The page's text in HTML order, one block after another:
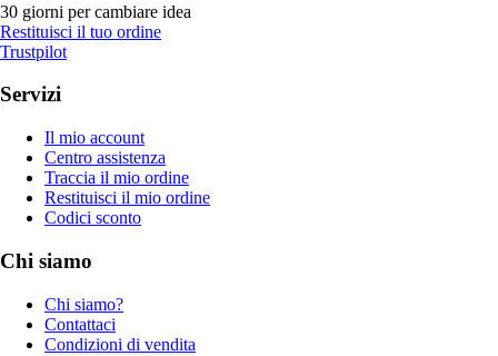
30 giorni per cambiare idea
Restituisci il tuo ordine
Trustpilot
Servizi
Il mio account
Centro assistenza
Traccia il mio ordine
Restituisci il mio ordine
Codici sconto
Chi siamo
Chi siamo?
Contattaci
Condizioni di vendita